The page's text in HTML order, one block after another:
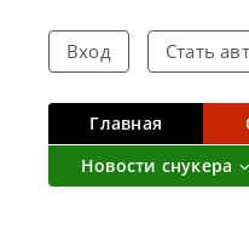
Вход Стать
Главная
Новости снукера